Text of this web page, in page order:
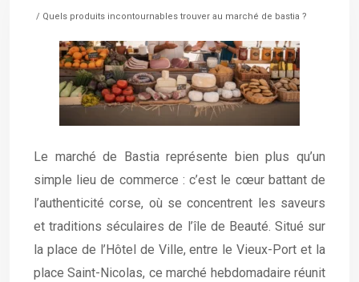
/ Quels produits incontournables trouver au marché de bastia ?
Le marché de Bastia représente bien plus qu’un
simple lieu de commerce : c’est le cœur battant de
l’authenticité corse, où se concentrent les saveurs
et traditions séculaires de l’île de Beauté. Situé sur
la place de l’Hôtel de Ville, entre le Vieux-Port et la
place Saint-Nicolas, ce marché hebdomadaire réunit